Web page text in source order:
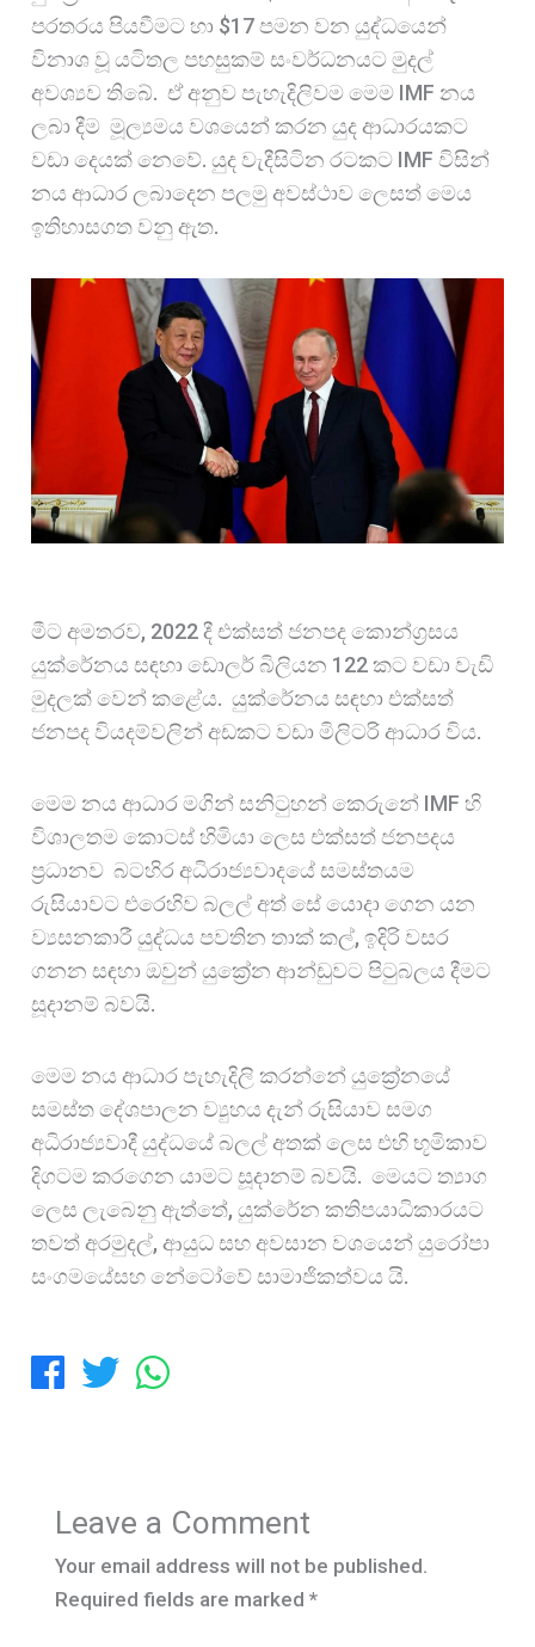
පරතරය පියවීමට හා $17 පමන වන යුද්ධයෙන්
විනාශ වූ යටිතල පහසුකම් සංවර්ධනයට මුදල්
අවශ්‍යව තිබේ. ඒ අනුව පැහැදිලිවම මෙම IMF නය
ලබා දීම මූල්‍යමය වශයෙන් කරන යුද ආධාරයකට
වඩා දෙයක් නෙවේ. යුද වැදීසිටින රටකට IMF විසින්
නය ආධාර ලබාදෙන පලමු අවස්ථාව ලෙසත් මෙය
ඉතිහාසගත වනු ඇත.
මීට අමතරව, 2022 දී එක්සත් ජනපද කොන්ග්‍රසය
යුක්රේනය සඳහා ඩොලර් බිලියන 122 කට වඩා වැඩි
මුදලක් වෙන් කළේය. යුක්රේනය සඳහා එක්සත්
ජනපද වියදම්වලින් අඩකට වඩා මිලිටරි ආධාර විය.
මෙම නය ආධාර මගින් සනිටුහන් කෙරුනේ IMF හි
විශාලතම කොටස් හිමියා ලෙස එක්සත් ජනපදය
ප්‍රධානව බටහිර අධිරාජ්‍යවාදයේ සමස්තයම
රුසියාවට එරෙහිව බලල් අත් සේ යොදා ගෙන යන
ව්‍යසනකාරී යුද්ධය පවතින තාක් කල්, ඉදිරි වසර
ගනන සඳහා ඔවුන් යුක්‍රේන ආන්ඩුවට පිටුබලය දීමට
සූදානම් බවයි.
මෙම නය ආධාර පැහැදිලි කරන්නේ යුක්‍රේනයේ
සමස්ත දේශපාලන ව්‍යුහය දැන් රුසියාව සමග
අධිරාජ්‍යවාදී යුද්ධයේ බලල් අතක් ලෙස එහි භූමිකාව
දිගටම කරගෙන යාමට සූදානම් බවයි. මෙයට ත්‍යාග
ලෙස ලැබෙනු ඇත්තේ, යුක්රේන කතිපයාධිකාරයට
තවත් අරමුදල්, ආයුධ සහ අවසාන වශයෙන් යුරෝපා
සංගමයේසහ නේටෝවේ සාමාජිකත්වය යි.
Leave a Comment
Your email address will not be published.
Required fields are marked *